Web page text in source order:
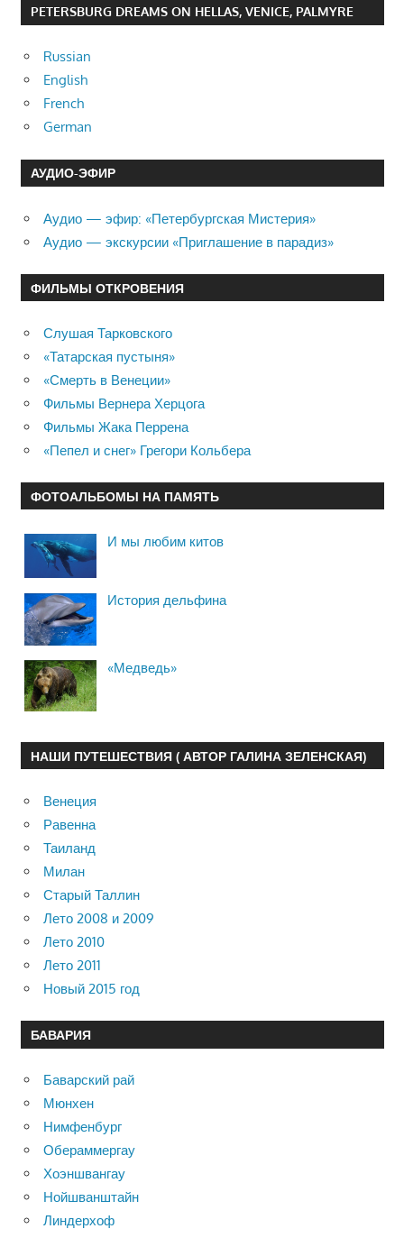
PETERSBURG DREAMS ON HELLAS, VENICE, PALMYRE
Russian
English
French
German
АУДИО-ЭФИР
Аудио — эфир: «Петербургская Мистерия»
Аудио — экскурсии «Приглашение в парадиз»
ФИЛЬМЫ ОТКРОВЕНИЯ
Слушая Тарковского
«Татарская пустыня»
«Смерть в Венеции»
Фильмы Вернера Херцога
Фильмы Жака Перрена
«Пепел и снег» Грегори Кольбера
ФОТОАЛЬБОМЫ НА ПАМЯТЬ
И мы любим китов
История дельфина
«Медведь»
НАШИ ПУТЕШЕСТВИЯ ( АВТОР ГАЛИНА ЗЕЛЕНСКАЯ)
Венеция
Равенна
Таиланд
Милан
Старый Таллин
Лето 2008 и 2009
Лето 2010
Лето 2011
Новый 2015 год
БАВАРИЯ
Баварский рай
Мюнхен
Нимфенбург
Обераммергау
Хоэншвангау
Нойшванштайн
Линдерхоф